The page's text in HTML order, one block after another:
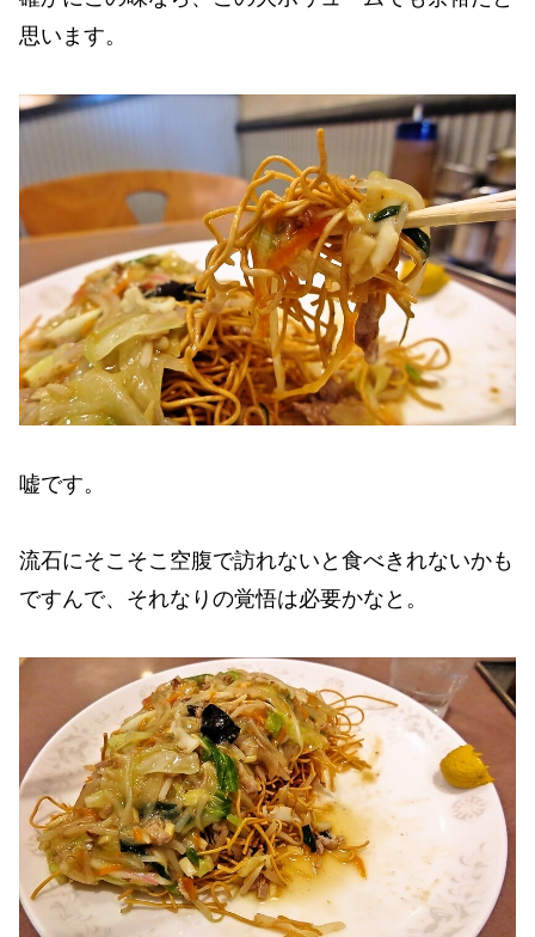
思います。
嘘です。
流石にそこそこ空腹で訪れないと食べきれないかも
ですんで、それなりの覚悟は必要かなと。